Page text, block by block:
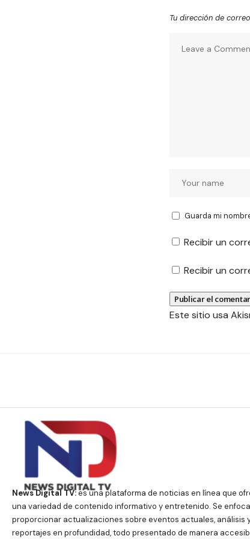
Tu dirección de
Guarda mi
Recibir un
Recibir un
Este sitio usa
News Digital TV:es una plataforma de noticias en línea que
una variedad de contenido informativo y entretenido. Se
proporcionar actualizaciones sobre eventos actuales, análisis
reportajes en profundidad, todo presentado de manera